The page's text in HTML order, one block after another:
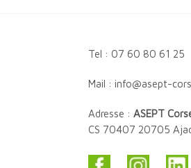
Tel : 07 60 80 61 25
Mail : info@asept-
Adresse : ASEPT
CS 70407 20705